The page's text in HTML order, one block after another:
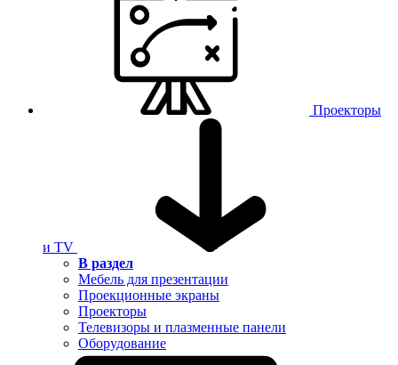
Проекторы
и TV
В раздел
Мебель для презентации
Проекционные экраны
Проекторы
Телевизоры и плазменные панели
Оборудование